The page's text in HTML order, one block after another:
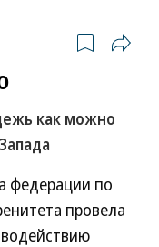
как можно
федерации по
провела